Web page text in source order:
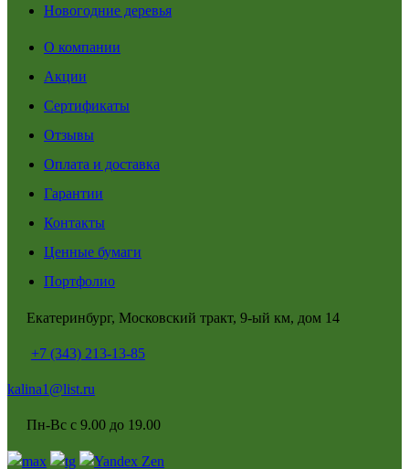
Новогодние деревья
О компании
Акции
Сертификаты
Отзывы
Оплата и доставка
Гарантии
Контакты
Ценные бумаги
Портфолио
Екатеринбург, Московский тракт, 9-ый км, дом 14
+7 (343) 213-13-85
kalina1@list.ru
Пн-Вс с 9.00 до 19.00